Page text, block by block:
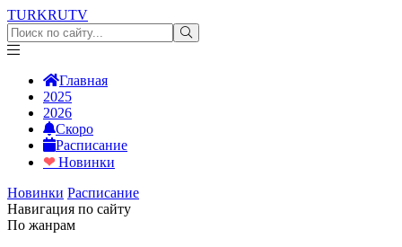
TURKRUTV
Главная
2025
2026
Скоро
Расписание
❤Новинки
Новинки Расписание
Навигация по сайту
По жанрам